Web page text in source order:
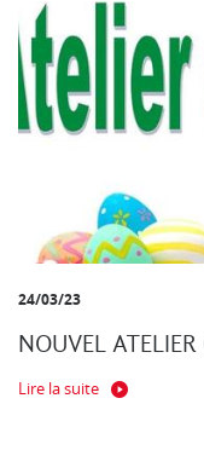
24/03/23
NOUVEL
Lire la suite